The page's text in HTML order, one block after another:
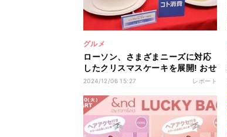
グルメ
ローソン、さまざまニーズに対応
したクリスマスケーキを展開! おせ
ちは昨年の2倍のラインナップに拡
2024/12/06 15:27 レポート